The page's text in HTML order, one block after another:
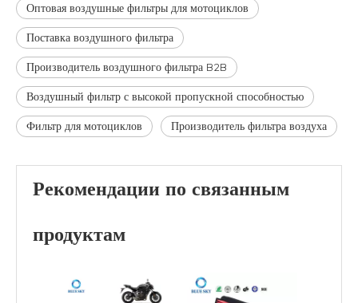
Оптовая воздушные фильтры для мотоциклов
Поставка воздушного фильтра
Производитель воздушного фильтра B2B
Воздушный фильтр с высокой пропускной способностью
Фильтр для мотоциклов Производитель фильтра воздуха
Рекомендации по связанным
продуктам